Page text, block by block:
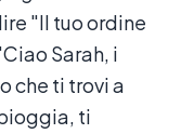
"Il tuo ordine
Sarah, i
che ti trovi a
ti